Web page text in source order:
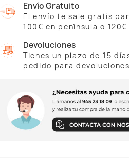
Envío Gratuito
El envío te sale gratis
100€ en península o
Devoluciones
Tienes un plazo de 15
pedido para devoluciones